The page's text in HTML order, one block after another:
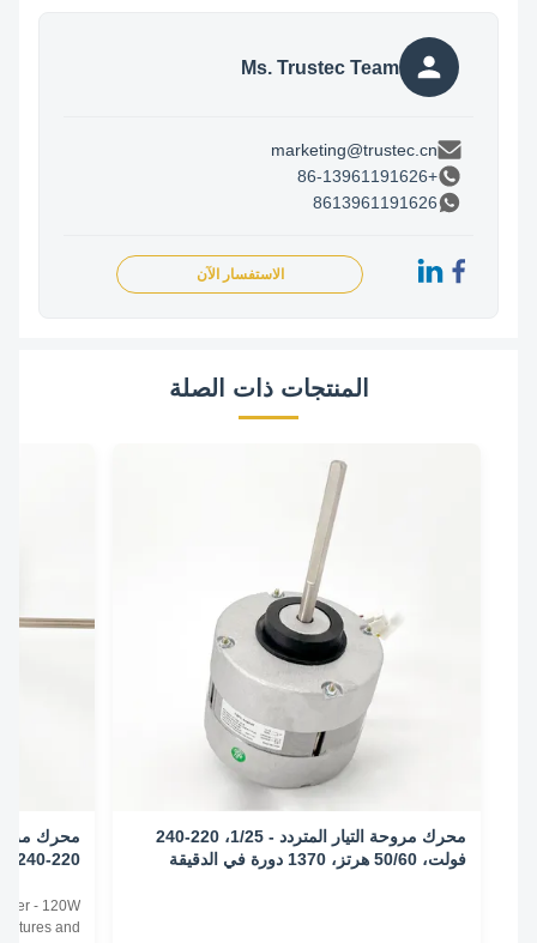
Ms. Trustec Team
marketing@trustec.cn
8613961191626
الاستفسار الآن
المنتجات ذات الصلة
محرك مروحة التيار المتردد - 1/25، 220-240
فولت، 50/60 هرتز، 1370 دورة في الدقيقة
- 120W
Features and